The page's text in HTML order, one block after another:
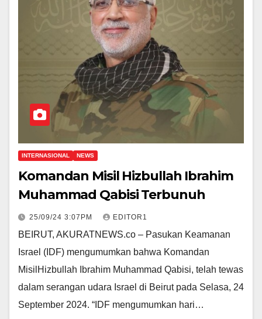
INTERNASIONAL NEWS
Komandan Misil Hizbullah Ibrahim
Muhammad Qabisi Terbunuh
25/09/24 3:07PM EDITOR1
BEIRUT, AKURATNEWS.co – Pasukan Keamanan
Israel (IDF) mengumumkan bahwa Komandan
MisilHizbullah Ibrahim Muhammad Qabisi, telah tewas
dalam serangan udara Israel di Beirut pada Selasa, 24
September 2024. “IDF mengumumkan hari…